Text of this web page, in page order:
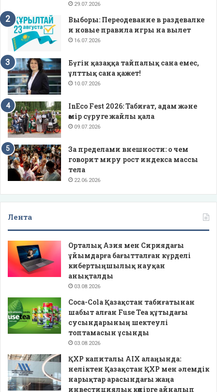
29.07.2026
Выборы: Переодевание в раздевалке
и новые правила игры на вылет
16.07.2026
Бүгін қазаққа тайпалық сана емес,
ұлттық сана қажет!
10.07.2026
InEco Fest 2026: Табиғат, адам және
өмір сүруге жайлы қала
09.07.2026
За пределами внешности: о чем
говорит миру рост индекса массы
тела
22.06.2026
Лента
Орталық Азия мен Сириядағы
ұйымдарға бағытталған күрделі
кибертыңшылық науқан
анықталды
03.08.2026
Coca-Cola Қазақстан табиғатынан
шабыт алған Fuse Tea құтыдағы
сусындарының шектеулі
топтамасын ұсынды
03.08.2026
ҚХР капиталы AIX алаңында:
неліктен Қазақстан ҚХР мен әлемдік
нарықтар арасындағы жаңа
инвестициялық көпірге айналып